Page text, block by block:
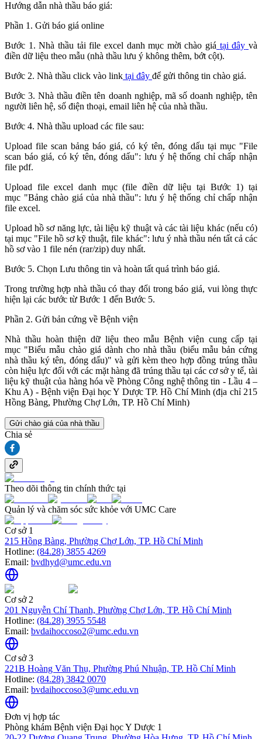
Hướng dẫn nhà thầu báo giá:
Phần 1. Gửi báo giá online
Bước 1. Nhà thầu tải file excel danh mục mời chào giá tại đây và
điền dữ liệu theo mẫu (nhà thầu lưu ý không thêm, bớt cột).
Bước 2. Nhà thầu click vào link tại đây để gửi thông tin chào giá.
Bước 3. Nhà thầu điền tên doanh nghiệp, mã số doanh nghiệp, tên
người liên hệ, số điện thoại, email liên hệ của nhà thầu.
Bước 4. Nhà thầu upload các file sau:
Upload file scan bảng báo giá, có ký tên, đóng dấu tại mục "File
scan báo giá, có ký tên, đóng dấu": lưu ý hệ thống chỉ chấp nhận
file pdf.
Upload file excel danh mục (file điền dữ liệu tại Bước 1) tại
mục "Bảng chào giá của nhà thầu": lưu ý hệ thống chỉ chấp nhận
file excel.
Upload hồ sơ năng lực, tài liệu kỹ thuật và các tài liệu khác (nếu có)
tại mục "File hồ sơ kỹ thuật, file khác": lưu ý nhà thầu nén tất cả các
hồ sơ vào 1 file nén (rar/zip) duy nhất.
Bước 5. Chọn Lưu thông tin và hoàn tất quá trình báo giá.
Trong trường hợp nhà thầu có thay đổi trong báo giá, vui lòng thực
hiện lại các bước từ Bước 1 đến Bước 5.
Phần 2. Gửi bản cứng về Bệnh viện
Nhà thầu hoàn thiện dữ liệu theo mẫu Bệnh viện cung cấp tại
mục "Biểu mẫu chào giá dành cho nhà thầu (biểu mẫu bản cứng
nhà thầu ký tên, đóng dấu)" và gửi kèm theo hợp đồng trúng thầu
còn hiệu lực đối với các mặt hàng đã trúng thầu tại các cơ sở y tế, tài
liệu kỹ thuật của hàng hóa về Phòng Công nghệ thông tin - Lầu 4 –
Khu A) - Bệnh viện Đại học Y Dược TP. Hồ Chí Minh (địa chỉ 215
Hồng Bàng, Phường Chợ Lớn, TP. Hồ Chí Minh)
Gửi chào giá của nhà thầu
Chia sẻ
Theo dõi thông tin chính thức tại
Quản lý và chăm sóc sức khỏe với UMC Care
Cơ sở 1
215 Hồng Bàng, Phường Chợ Lớn, TP. Hồ Chí Minh
Hotline: (84.28) 3855 4269
Email: bvdhyd@umc.edu.vn
Cơ sở 2
201 Nguyễn Chí Thanh, Phường Chợ Lớn, TP. Hồ Chí Minh
Hotline: (84.28) 3955 5548
Email: bvdaihoccoso2@umc.edu.vn
Cơ sở 3
221B Hoàng Văn Thụ, Phường Phú Nhuận, TP. Hồ Chí Minh
Hotline: (84.28) 3842 0070
Email: bvdaihoccoso3@umc.edu.vn
Đơn vị hợp tác
Phòng khám Bệnh viện Đại học Y Dược 1